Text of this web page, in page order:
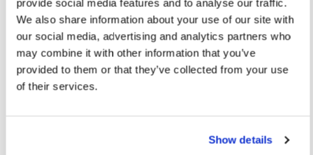
provide social media features and to analyse our traffic.
We also share information about your use of our site with
our social media, advertising and analytics partners who
may combine it with other information that you’ve
provided to them or that they’ve collected from your use
of their services.
Show details
SÉLECTIONNEZ LA LONGUEUR:
30
Le mannequin porte: 27